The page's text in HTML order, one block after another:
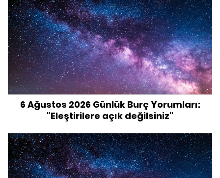
6 Ağustos 2026 Günlük Burç Yorumları:
"Eleştirilere açık değilsiniz"